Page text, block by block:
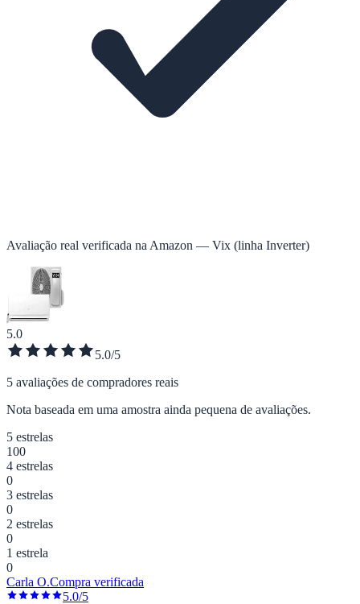
Avaliação real verificada na Amazon — Vix (linha Inverter)
5.0
5.0/5
5 avaliações de compradores reais
Nota baseada em uma amostra ainda pequena de avaliações.
5 estrelas
100
4 estrelas
0
3 estrelas
0
2 estrelas
0
1 estrela
0
Carla O.Compra verificada
5.0/5